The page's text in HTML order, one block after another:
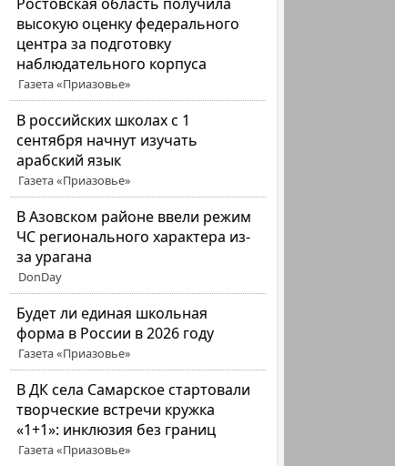
высокую оценку федерального
центра за подготовку
наблюдательного корпуса
Газета «Приазовье»
В российских школах с 1
сентября начнут изучать
арабский язык
Газета «Приазовье»
В Азовском районе ввели режим
ЧС регионального характера из-
за урагана
DonDay
Будет ли единая школьная
форма в России в 2026 году
Газета «Приазовье»
В ДК села Самарское стартовали
творческие встречи кружка
«1+1»: инклюзия без границ
Газета «Приазовье»